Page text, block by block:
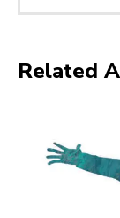
Related